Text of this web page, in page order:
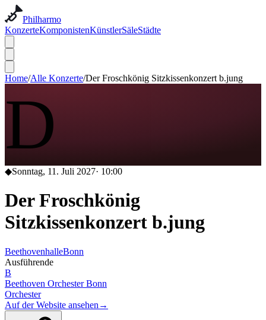
Philharmo
KonzerteKomponistenKünstlerSäleStädte
Home/Alle Konzerte/Der Froschkönig Sitzkissenkonzert b.jung
D
◆Sonntag, 11. Juli 2027· 10:00
Der Froschkönig
Sitzkissenkonzert b.jung
BeethovenhalleBonn
Ausführende
B
Beethoven Orchester Bonn
Orchester
Auf der Website ansehen →